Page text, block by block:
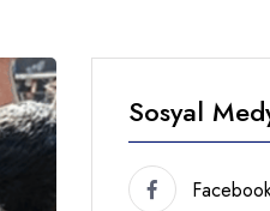
Sosyal